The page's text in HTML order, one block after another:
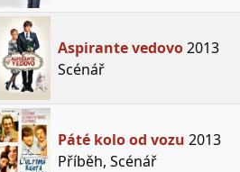
Aspirante vedovo2013
Scénář
Páté kolo od vozu 2013
Příběh, Scénář